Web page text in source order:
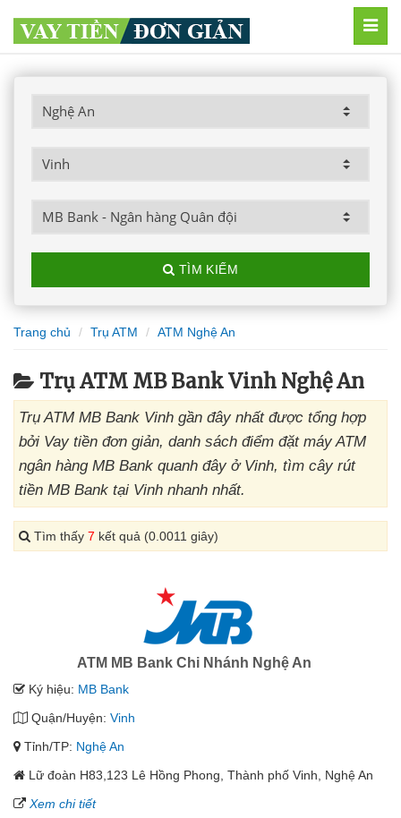
TÌM KIẾM
Trang chủ Trụ ATM ATM Nghệ An
Trụ ATM MB Bank Vinh Nghệ An
Trụ ATM MB Bank Vinh gần đây nhất được tổng hợp
bởi Vay tiền đơn giản, danh sách điểm đặt máy ATM
ngân hàng MB Bank quanh đây ở Vinh, tìm cây rút
tiền MB Bank tại Vinh nhanh nhất.
Tìm thấy 7 kết quả (0.0011 giây)
ATM MB Bank Chi Nhánh Nghệ An
Ký hiệu: MB Bank
Quận/Huyện: Vinh
Tỉnh/TP: Nghệ An
Lữ đoàn H83,123 Lê Hồng Phong, Thành phố Vinh, Nghệ An
Xem chi tiết